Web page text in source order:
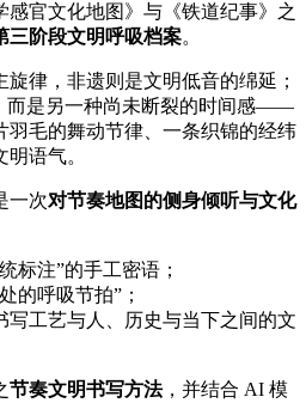
官文化地图》与《铁道纪事》之
三阶段文明呼吸档案。
律，非遗则是文明低音的绵延；
而是另一种尚未断裂的时间感——
羽毛的舞动节律、一条织锦的经纬
语气。
一次对节奏地图的侧身倾听与文化
标注”的手工密语；
的呼吸节拍”；
写工艺与人、历史与当下之间的文
节奏文明书写方法，并结合 AI 模